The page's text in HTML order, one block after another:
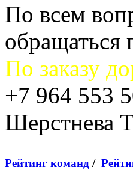
По всем
обращаться
По заказу
+7 964 553
Шерстнева
Рейтинг команд /